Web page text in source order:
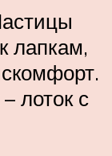
лапкам,
лоток с